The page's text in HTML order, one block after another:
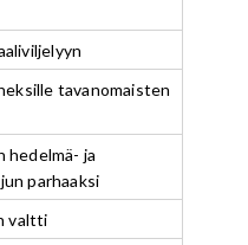
tavanomaisten
hedelmä- ja
parhaaksi
valtti